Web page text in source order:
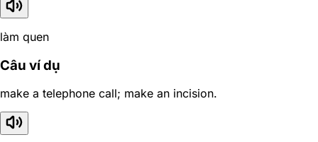
làm quen
Câu ví dụ
make a telephone call; make an incision.